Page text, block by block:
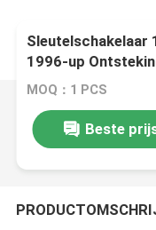
Sleutelschakelaar
1996-up
Lock Glof Cart
MOQ：1 PCS
Beste